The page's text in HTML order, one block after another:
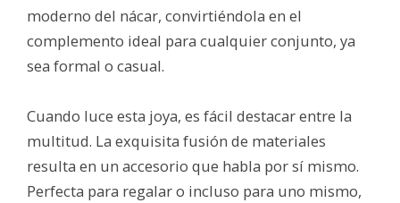
moderno del nácar, convirtiéndola en el
complemento ideal para cualquier conjunto, ya
sea formal o casual.
Cuando luce esta joya, es fácil destacar entre la
multitud. La exquisita fusión de materiales
resulta en un accesorio que habla por sí mismo.
Perfecta para regalar o incluso para uno mismo,